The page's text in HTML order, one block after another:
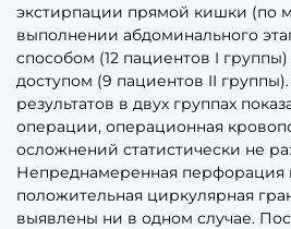
экстирпации прямой кишки (по
выполнении абдоминального
способом (12 пациентов I
доступом (9 пациентов II
результатов в двух группах
операции, операционная
осложнений статистически не
Непреднамеренная перфорация
положительная циркулярная
выявлены ни в одном случае.